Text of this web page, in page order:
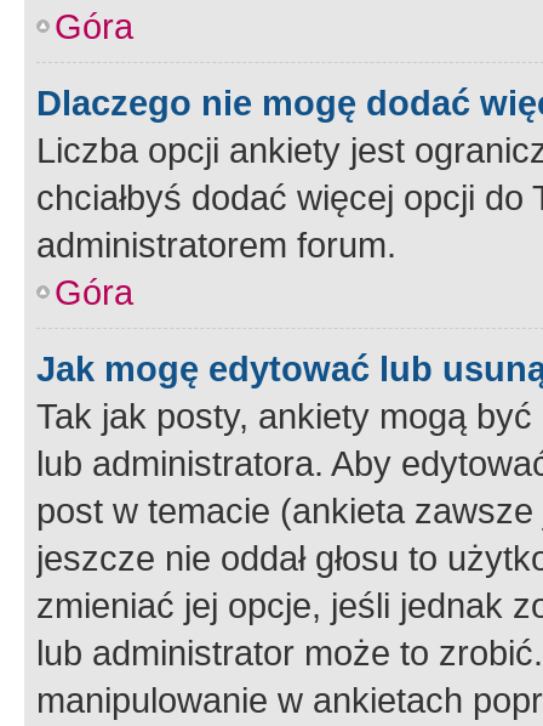
Góra
Dlaczego nie mogę dodać
Liczba opcji ankiety jest
chciałbyś dodać więcej opcji
administratorem forum.
Góra
Jak mogę edytować lub
Tak jak posty, ankiety mogą
lub administratora. Aby
post w temacie (ankieta
jeszcze nie oddał głosu to
zmieniać jej opcje, jeśli jednak
lub administrator może to
manipulowanie w ankietach